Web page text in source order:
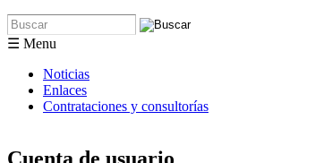
Formulario de búsqueda
Buscar
☰ Menu
Noticias
Enlaces
Contrataciones y consultorías